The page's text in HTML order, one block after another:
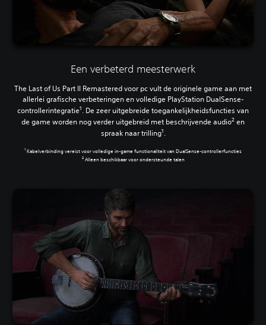
Een verbeterd meesterwerk
The Last of Us Part II Remastered voor pc vult de originele game aan met
allerlei grafische verbeteringen en volledige PlayStation DualSense-
controllerintegratie1. De zeer uitgebreide toegankelijkheidsfuncties van
de game worden nog verder uitgebreid met beschrijvende audio2 en
spraak naar trilling1.
1 Kabelverbinding vereist voor volledige in-game functionaliteit van DualSense-controllerfuncties
2 Alleen beschikbaar voor ondersteunde talen